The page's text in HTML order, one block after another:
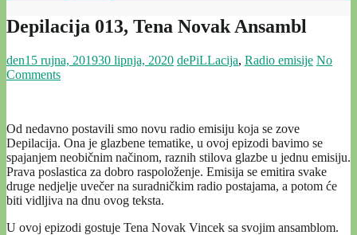
Depilacija 013, Tena Novak Ansambl
den15 rujna, 201930 lipnja, 2020 dePiLLacija, Radio emisije No
Comments
Od nedavno postavili smo novu radio emisiju koja se zove
Depilacija. Ona je glazbene tematike, u ovoj epizodi bavimo se
spajanjem neobičnim načinom, raznih stilova glazbe u jednu emisiju.
Prava poslastica za dobro raspoloženje. Emisija se emitira svake
druge nedjelje uvečer na suradničkim radio postajama, a potom će
biti vidljiva na dnu ovog teksta.
U ovoj epizodi gostuje Tena Novak Vincek sa svojim ansamblom.